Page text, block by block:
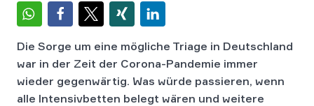
Die Sorge um eine mögliche Triage in Deutschland
war in der Zeit der Corona-Pandemie immer
wieder gegenwärtig. Was würde passieren, wenn
alle Intensivbetten belegt wären und weitere